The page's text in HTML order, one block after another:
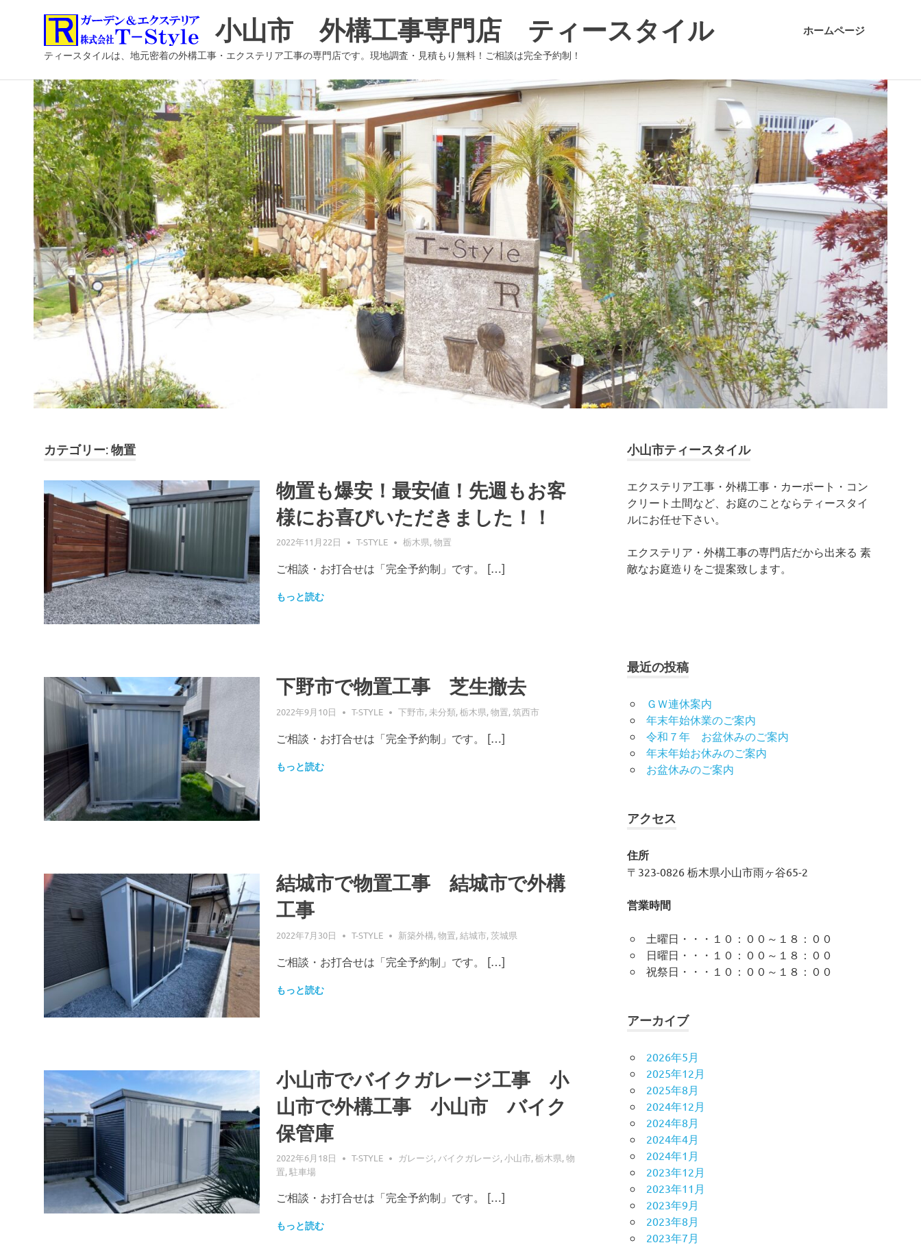
小山市 外構工事専門店 ティースタイル
ティースタイルは、地元密着の外構工事・エクステリア工事の専門店です。現地調査・見積もり無料！ご相談は完全予約制！
ホームページ
カテゴリー: 物置
物置も爆安！最安値！先週もお客
様にお喜びいただきました！！
2022年11月22日 T-STYLE 栃木県,物置
ご相談・お打合せは「完全予約制」です。 […]
もっと読む
下野市で物置工事 芝生撤去
2022年9月10日 T-STYLE 下野市, 未分類,栃木県,物置,筑西市
ご相談・お打合せは「完全予約制」です。 […]
もっと読む
結城市で物置工事 結城市で外構
工事
2022年7月30日 T-STYLE 新築外構,物置,結城市,茨城県
ご相談・お打合せは「完全予約制」です。 […]
もっと読む
小山市でバイクガレージ工事 小
山市で外構工事 小山市 バイク
保管庫
2022年6月18日 T-STYLE ガレージ, バイクガレージ,小山市,栃木県,物
置,駐車場
ご相談・お打合せは「完全予約制」です。 […]
もっと読む
小山市ティースタイル
エクステリア工事・外構工事・カーポート・コン
クリート土間など、お庭のことならティースタイ
ルにお任せ下さい。
エクステリア・外構工事の専門店だから出来る 素
敵なお庭造りをご提案致します。
最近の投稿
ＧＷ連休案内
年末年始休業のご案内
令和７年 お盆休みのご案内
年末年始お休みのご案内
お盆休みのご案内
アクセス
住所
〒323-0826 栃木県小山市雨ヶ谷65-2
営業時間
土曜日・・・１０：００～１８：００
日曜日・・・１０：００～１８：００
祝祭日・・・１０：００～１８：００
アーカイブ
2026年5月
2025年12月
2025年8月
2024年12月
2024年8月
2024年4月
2024年1月
2023年12月
2023年11月
2023年9月
2023年8月
2023年7月